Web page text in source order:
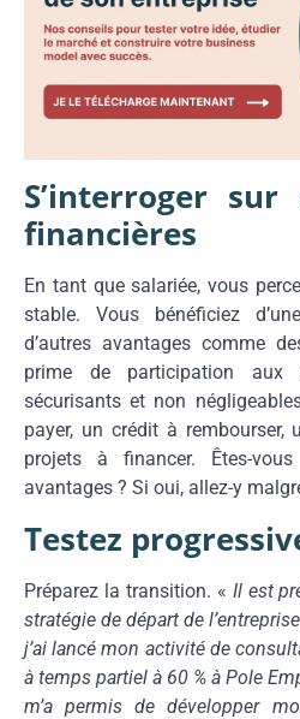
S’interroger sur
financières
En tant que salariée, vous
stable. Vous bénéficiez
d’autres avantages comme
prime de participation aux
sécurisants et non
payer, un crédit à rembourser,
projets à financer. Êtes-
avantages ? Si oui, allez-y
Testez
Préparez la transition. « Il est
stratégie de départ de
j’ai lancé mon activité de
à temps partiel à 60 % à Pole
m’a permis de développer